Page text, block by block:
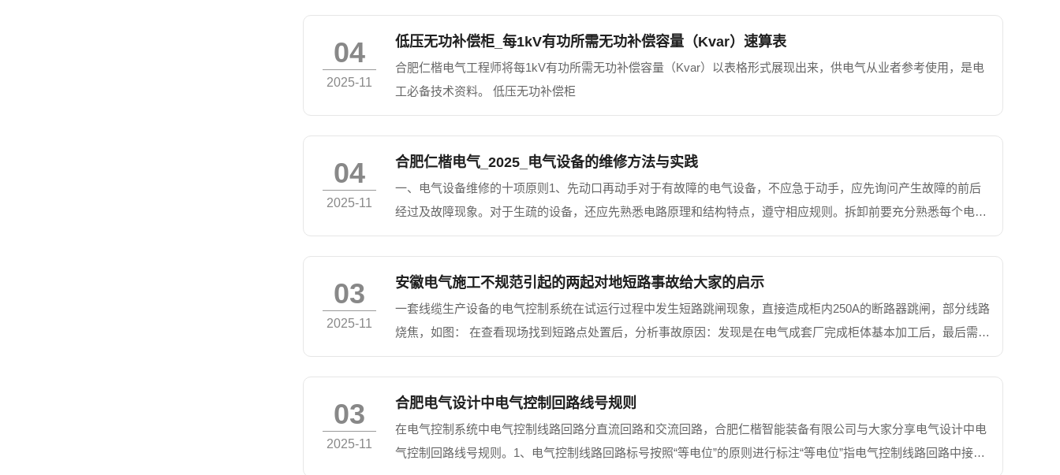
器柜电气元...
04
2025-11
低压无功补偿柜_每1kV有功所需无功补偿容量（Kvar）速算表
合肥仁楷电气工程师将每1kV有功所需无功补偿容量（Kvar）以表格形式展现出来，供电气从业者参考使用，是电
工必备技术资料。 低压无功补偿柜
04
2025-11
合肥仁楷电气_2025_电气设备的维修方法与实践
一、电气设备维修的十项原则1、先动口再动手对于有故障的电气设备，不应急于动手，应先询问产生故障的前后
经过及故障现象。对于生疏的设备，还应先熟悉电路原理和结构特点，遵守相应规则。拆卸前要充分熟悉每个电气
部件的功能、位置、连接方式以及与周围其他器件的关系，在没有组装图的情况下，应一边拆卸，一边画草图，并
记上标记。...
03
2025-11
安徽电气施工不规范引起的两起对地短路事故给大家的启示
一套线缆生产设备的电气控制系统在试运行过程中发生短路跳闸现象，直接造成柜内250A的断路器跳闸，部分线路
烧焦，如图： 在查看现场找到短路点处置后，分析事故原因：发现是在电气成套厂完成柜体基本加工后，最后需要
对裸露的电源母排加装隔离透明塑板，在安装支架的过程中，安装工人未按规范操作，在钻孔攻丝前没有采...
03
2025-11
合肥电气设计中电气控制回路线号规则
在电气控制系统中电气控制线路回路分直流回路和交流回路，合肥仁楷智能装备有限公司与大家分享电气设计中电
气控制回路线号规则。1、电气控制线路回路标号按照“等电位”的原则进行标注“等电位”指电气控制线路回路中接在